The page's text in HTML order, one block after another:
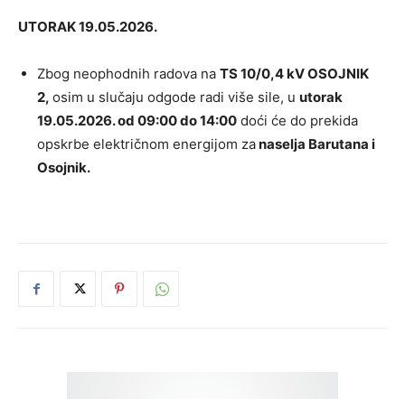
UTORAK 19.05.2026.
Zbog neophodnih radova na TS 10/0,4 kV OSOJNIK
2, osim u slučaju odgode radi više sile, u utorak
19.05.2026. od 09:00 do 14:00 doći će do prekida
opskrbe električnom energijom zanaselja Barutana i
Osojnik.